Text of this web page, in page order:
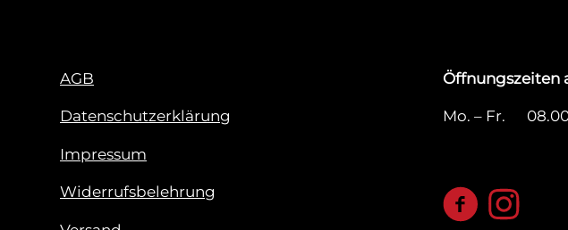
AGB
Datenschutzerklärung
Impressum
Widerrufsbelehrung
Öffnungszeiten
Mo. – Fr. 08.00